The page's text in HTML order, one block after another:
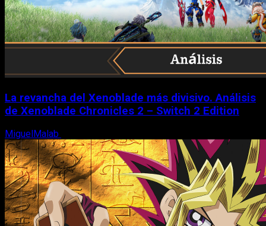
La revancha del Xenoblade más divisivo. Análisis
de Xenoblade Chronicles 2 – Switch 2 Edition
MiguelMalab